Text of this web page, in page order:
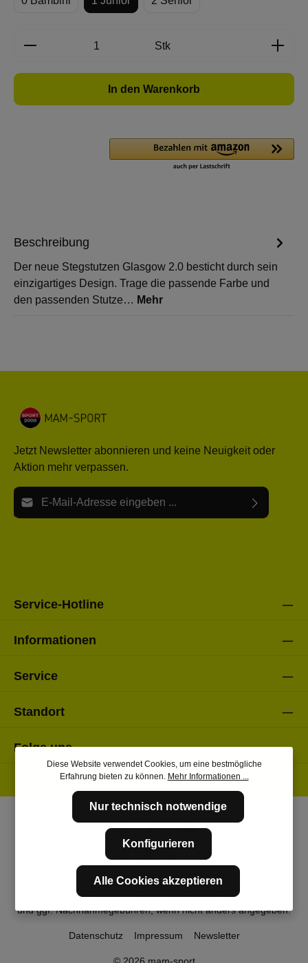
Produkt Anzahl: Gib den gewünschten
Stk
In den Warenkorb
Beschreibung
Der neue Stegstutzen Glasgow 2.0 besticht durch sein
einzigartiges Design. Trage die passende Farbe und
den passenden Stutze… Mehr
Jetzt Newsletter abonnieren und keine Neuigkeit oder
Aktion mehr verpassen.
E-Mail-Adresse*
Service-Hotline
Informationen
Service
Standort
Folge uns
* Alle Preise inkl. gesetzl. Mehrwertsteuer zzgl.Versandkosten
und ggf. Nachnahmegebühren, wenn nicht anders angegeben.
Datenschutz Impressum Newsletter
Diese Website verwendet Cookies, um eine bestmögliche
Erfahrung bieten zu können. Mehr Informationen ...
Nur technisch notwendige
Konfigurieren
Alle Cookies akzeptieren